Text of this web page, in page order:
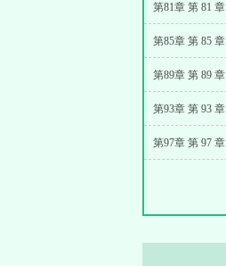
第81章 第 81 章
第85章 第 85 章
第89章 第 89 章
第93章 第 93 章
第97章 第 97 章